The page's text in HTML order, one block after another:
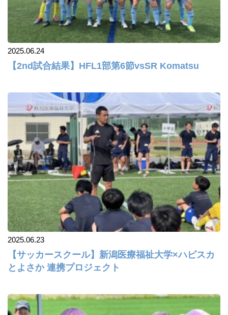
2025.06.24
【2nd試合結果】HFL1部第6節vsSR Komatsu
2025.06.23
【サッカースクール】新潟医療福祉大学×ハピスカ
とよさか 連携プロジェクト